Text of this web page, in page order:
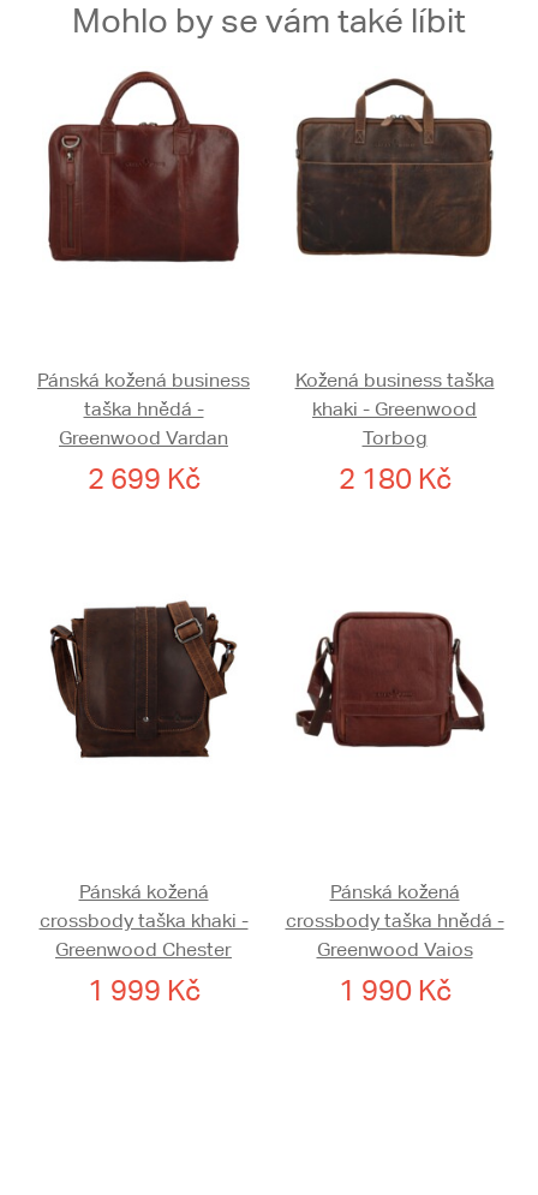
Mohlo by se vám také líbit
Pánská kožená business
taška hnědá -
Greenwood Vardan
2 699 Kč
Kožená business taška
khaki - Greenwood
Torbog
2 180 Kč
Pánská kožená
crossbody taška khaki -
Greenwood Chester
1 999 Kč
Pánská kožená
crossbody taška hnědá -
Greenwood Vaios
1 990 Kč